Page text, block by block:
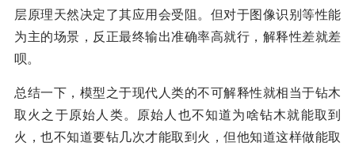
层原理天然决定了其应用会受阻。但对于图像识别等性能
为主的场景，反正最终输出准确率高就行，解释性差就差
呗。
总结一下，模型之于现代人类的不可解释性就相当于钻木
取火之于原始人类。原始人也不知道为啥钻木就能取到
火，也不知道要钻几次才能取到火，但他知道这样做能取